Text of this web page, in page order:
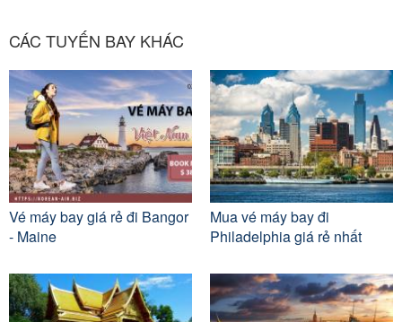
CÁC TUYẾN BAY KHÁC
Vé máy bay giá rẻ đi Bangor
- Maine
Mua vé máy bay đi
Philadelphia giá rẻ nhất